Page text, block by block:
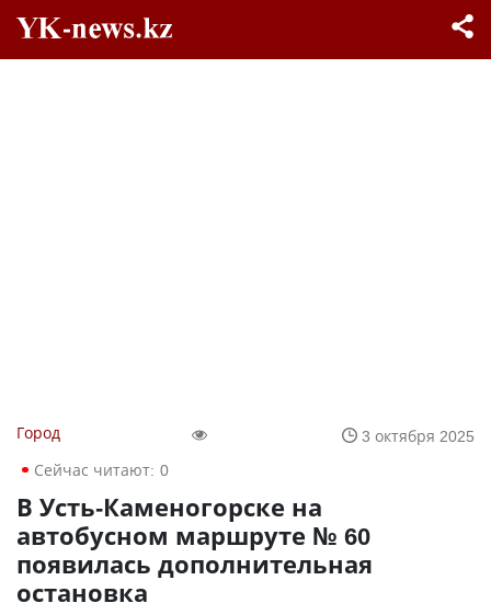
Город
3 октября 2025
Сейчас читают: 0
В Усть-Каменогорске на
автобусном маршруте № 60
появилась дополнительная
остановка